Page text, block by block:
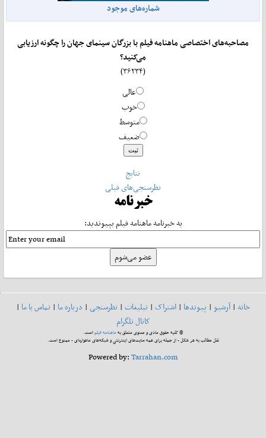
شماره‌های موجود
مصاحبه‌های اختصاصی ماهنامه فیلم با بزرگان سینمای جهان را چگونه ارزیابی
می‌کنید؟
عالی
خوب
متوسط
ضعیف
نتایج
نظرسنجی‌های قبلی
خبرنامه
به خبرنامه ماهنامه فیلم بپیوندید:
خانه|آرشیو| پیوندها| اشتراک| تبلیغات| نظرسنجی| درباره ما| تماس با ما|
کانال تلگرام
© کلیه حقوق مادی و معنوی متعلق بهماهنامه فیلماست.
نقل مطالب به هر شکل - از جمله برای همه سایت‌های اینترنتی و شبکه‌های ماهواره‌ای - ممنوع است.
Powered by:Tarrahan.com